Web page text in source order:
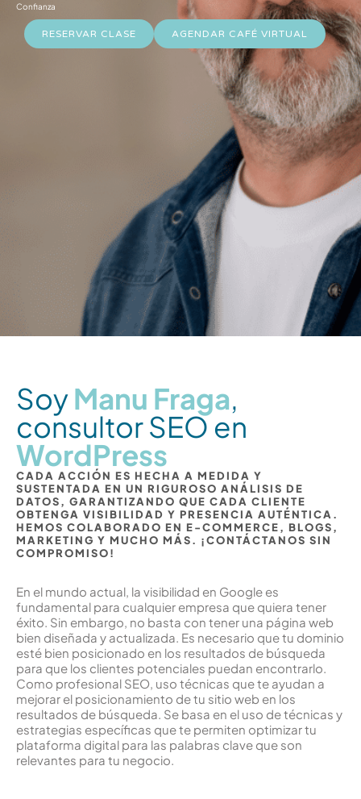
Confianza
RESERVAR CLASE AGENDAR CAFÉ VIRTUAL
SoyManu Fraga,
consultor SEO en
WordPress
CADA ACCIÓN ES HECHA A MEDIDA Y
SUSTENTADA EN UN RIGUROSO ANÁLISIS DE
DATOS, GARANTIZANDO QUE CADA CLIENTE
OBTENGA VISIBILIDAD Y PRESENCIA AUTÉNTICA.
HEMOS COLABORADO EN E-COMMERCE, BLOGS,
MARKETING Y MUCHO MÁS. ¡CONTÁCTANOS SIN
COMPROMISO!
En el mundo actual, la visibilidad en Google es
fundamental para cualquier empresa que quiera tener
éxito. Sin embargo, no basta con tener una página web
bien diseñada y actualizada. Es necesario que tu dominio
esté bien posicionado en los resultados de búsqueda
para que los clientes potenciales puedan encontrarlo.
Como profesional SEO, uso técnicas que te ayudan a
mejorar el posicionamiento de tu sitio web en los
resultados de búsqueda. Se basa en el uso de técnicas y
estrategias específicas que te permiten optimizar tu
plataforma digital para las palabras clave que son
relevantes para tu negocio.